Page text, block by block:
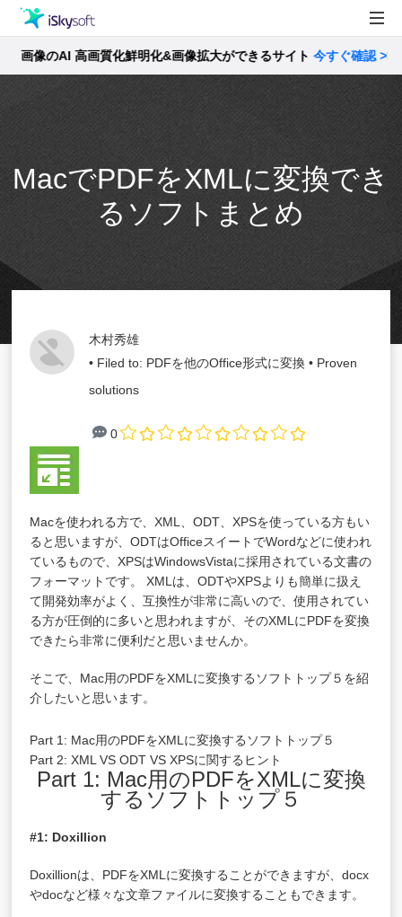
製品
Utility
製品活用事例
ストア
サポート
のAI 高画質化鮮明化&画像拡大ができるサイト今すぐ確認 >>
MacでPDFをXMLに変換でき
るソフトまとめ
木村秀雄
• Filed to: PDFを他のOffice形式に変換 • Proven
solutions
0
Macを使われる方で、XML、ODT、XPSを使っている方もい
ると思いますが、ODTはOfficeスイートでWordなどに使われ
ているもので、XPSはWindowsVistaに採用されている文書の
フォーマットです。 XMLは、ODTやXPSよりも簡単に扱え
て開発効率がよく、互換性が非常に高いので、使用されてい
る方が圧倒的に多いと思われますが、そのXMLにPDFを変換
できたら非常に便利だと思いませんか。
そこで、Mac用のPDFをXMLに変換するソフトトップ５を紹
介したいと思います。
Part 1: Mac用のPDFをXMLに変換するソフトトップ５
Part 2: XML VS ODT VS XPSに関するヒント
Part 1: Mac用のPDFをXMLに変換
するソフトトップ５
#1: Doxillion
Doxillionは、PDFをXMLに変換することができますが、docx
やdocなど様々な文章ファイルに変換することもできます。